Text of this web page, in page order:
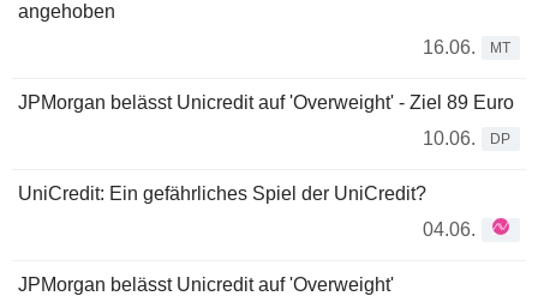
angehoben
16.06.
MT
JPMorgan belässt Unicredit auf 'Overweight' - Ziel 89 Euro
10.06.
DP
UniCredit: Ein gefährliches Spiel der UniCredit?
04.06.
JPMorgan belässt Unicredit auf 'Overweight'